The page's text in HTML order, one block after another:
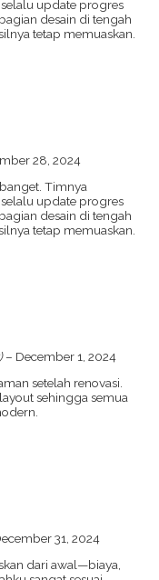
update progres
desain di tengah
tetap memuaskan.
28, 2024
Timnya
update progres
desain di tengah
tetap memuaskan.
– December 1, 2024
setelah renovasi.
sehingga semua
31, 2024
dari awal—biaya,